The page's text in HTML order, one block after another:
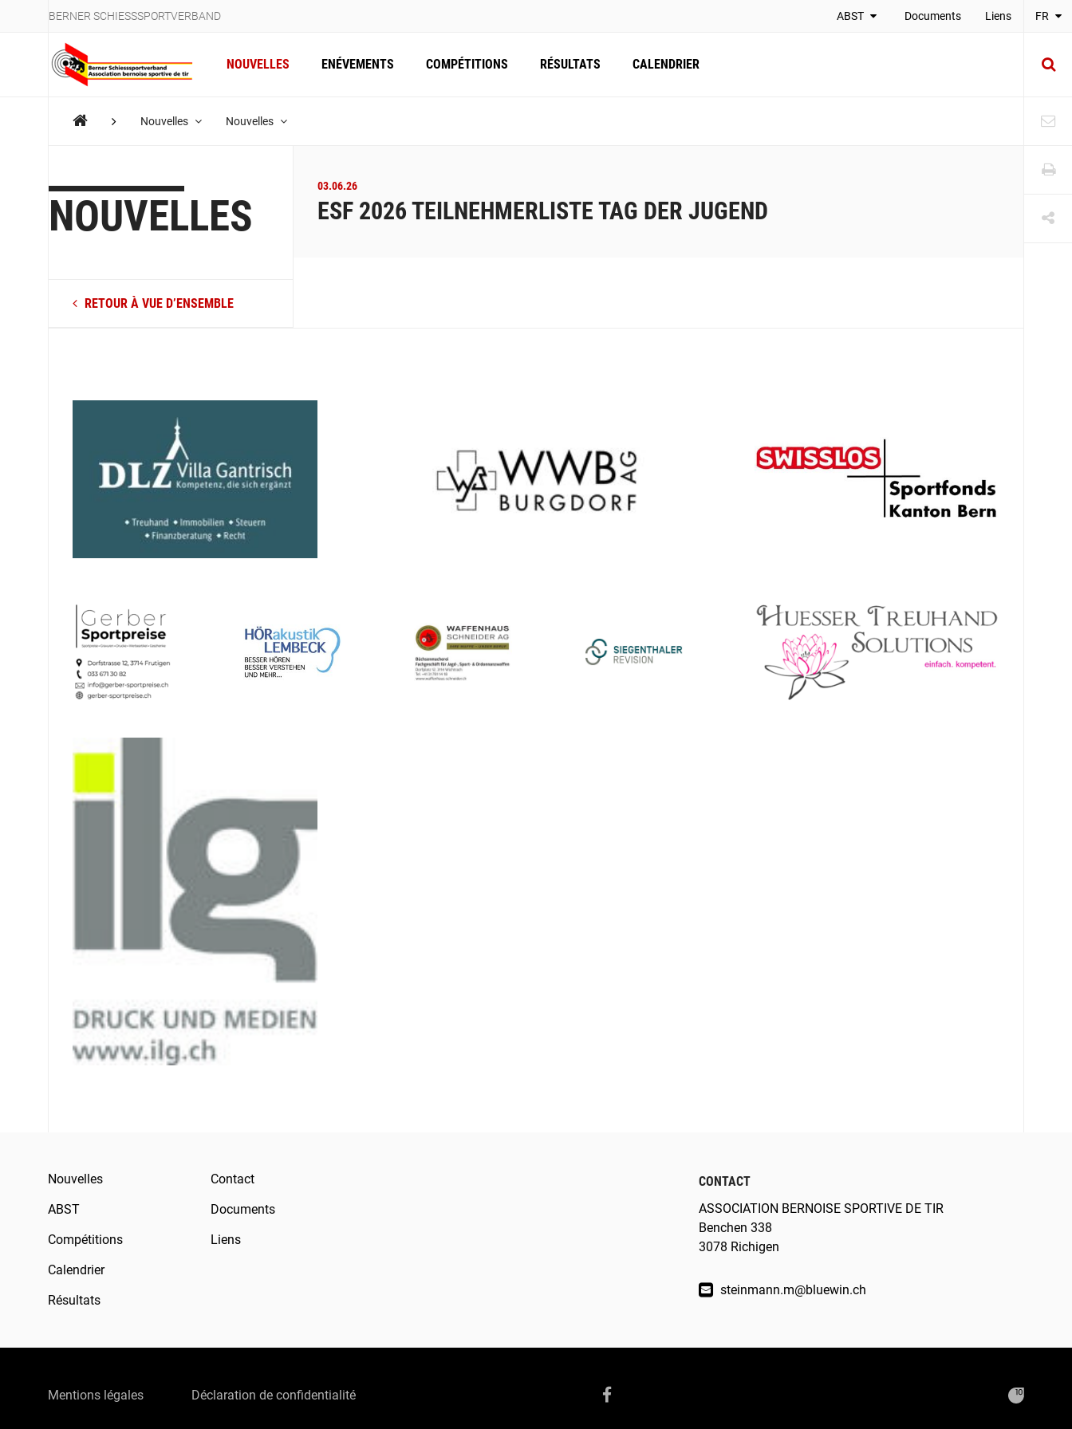
BERNER SCHIESSSPORTVERBAND ABST Documents Liens FR
NOUVELLES ENÉVEMENTS COMPÉTITIONS RÉSULTATS CALENDRIER
Nouvelles Nouvelles
NOUVELLES
RETOUR À VUE D’ENSEMBLE
03.06.26
ESF 2026 TEILNEHMERLISTE TAG DER JUGEND
Nouvelles
ABST
Compétitions
Calendrier
Résultats
Contact
Documents
Liens
CONTACT
ASSOCIATION BERNOISE SPORTIVE DE TIR
Benchen 338
3078 Richigen
steinmann.m@bluewin.ch
Mentions légales Déclaration de confidentialité